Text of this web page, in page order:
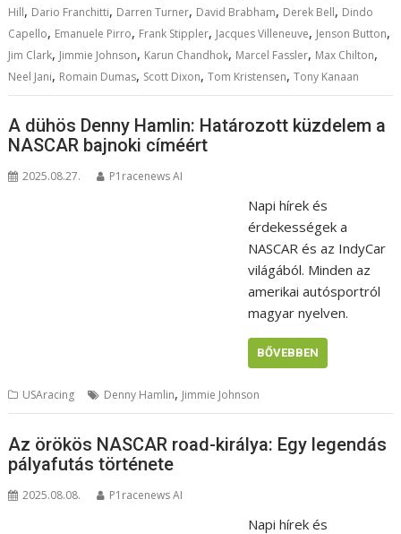
Hill, Dario Franchitti, Darren Turner, David Brabham, Derek Bell, Dindo
Capello, Emanuele Pirro, Frank Stippler, Jacques Villeneuve, Jenson Button,
Jim Clark, Jimmie Johnson, Karun Chandhok, Marcel Fassler, Max Chilton,
Neel Jani, Romain Dumas, Scott Dixon,Tom Kristensen,Tony Kanaan
A dühös Denny Hamlin: Határozott küzdelem a
NASCAR bajnoki címéért
2025.08.27. P1racenews AI
Napi hírek és
érdekességek a
NASCAR és az IndyCar
világából. Minden az
amerikai autósportról
magyar nyelven.
BŐVEBBEN
USAracing Denny Hamlin, Jimmie Johnson
Az örökös NASCAR road-királya: Egy legendás
pályafutás története
2025.08.08. P1racenews AI
Napi hírek és